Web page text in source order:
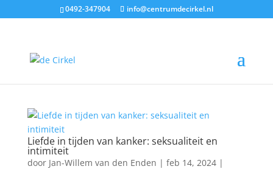
0492-347904 info@centrumdecirkel.nl
Liefde in tijden van kanker: seksualiteit en
intimiteit
door Jan-Willem van den Enden | feb 14, 2024|